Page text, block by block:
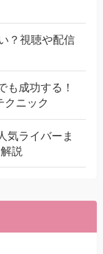
？視聴や配信
も成功する！
クニック
気ライバーま
説